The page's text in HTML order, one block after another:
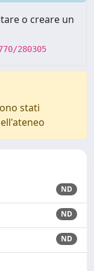
o creare un
280305
stati
ND
ND
ND